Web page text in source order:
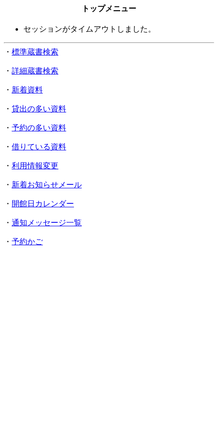
トップメニュー
セッションがタイムアウトしました。
・ 標準蔵書検索
・ 詳細蔵書検索
・ 新着資料
・ 貸出の多い資料
・ 予約の多い資料
・ 借りている資料
・ 利用情報変更
・ 新着お知らせメール
・ 開館日カレンダー
・ 通知メッセージ一覧
・ 予約かご